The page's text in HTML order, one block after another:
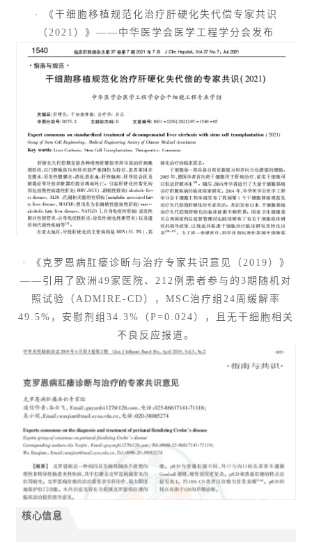
· 《干细胞移植规范化治疗肝硬化失代偿专家共识
（2021）》——中华医学会医学工程学分会发布
· 《克罗恩病肛瘘诊断与治疗专家共识意见（2019）》
——引用了欧洲49家医院、212例患者参与的3期随机对
照试验（ADMIRE-CD），MSC治疗组24周缓解率
49.5%，安慰剂组34.3%（P=0.024），且无干细胞相关
不良反应报道。
核心信息